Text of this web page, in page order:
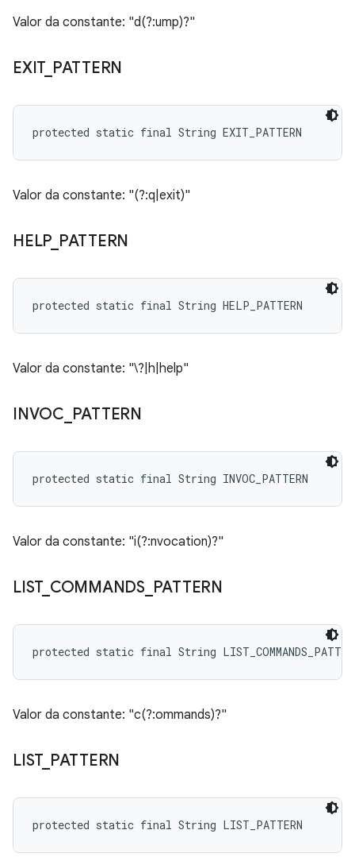
Valor da constante: "d(?:ump)?"
EXIT_ PATTERN
protected static final String EXIT_PATTERN
Valor da constante: "(?:q|exit)"
HELP_ PATTERN
protected static final String HELP_PATTERN
Valor da constante: "\?|h|help"
INVOC PATTERN
protected static final String INVOC_PATTERN
Valor da constante: "i(?:nvocation)?"
LIST_ COMMANDS_ PATTERN
protected static final String
Valor da constante: "c(?:ommands)?"
LIST_ PATTERN
protected static final String LIST_PATTERN